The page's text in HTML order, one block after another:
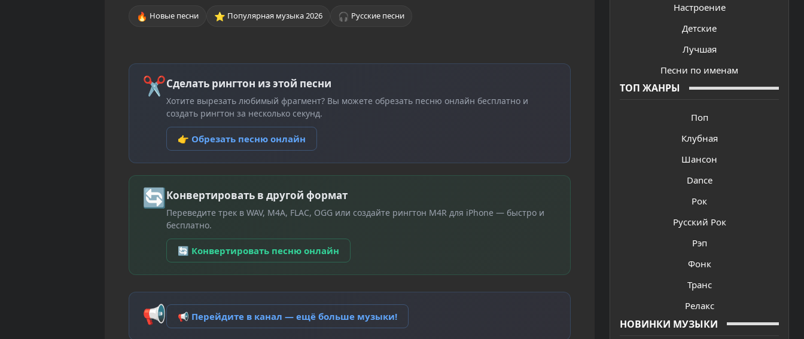
Настроение
Детские
Лучшая
Песни по именам
ТОП ЖАНРЫ
Поп
Клубная
Шансон
Dance
Рок
Русский Рок
Рэп
Фонк
Транс
Релакс
НОВИНКИ МУЗЫКИ
🔥 Новые песни ⭐ Популярная музыка 2026 🎧 Русские песни
✂Сделать рингтон из этой песни
Хотите вырезать любимый фрагмент? Вы можете обрезать песню онлайн бесплатно и
создать рингтон за несколько секунд.
👉 Обрезать песню онлайн
🔄Конвертировать в другой формат
Переведите трек в WAV, M4A, FLAC, OGG или создайте рингтон M4R для iPhone — быстро и
бесплатно.
🔄 Конвертировать песню онлайн
📢 📢 Перейдите в канал — ещё больше музыки!